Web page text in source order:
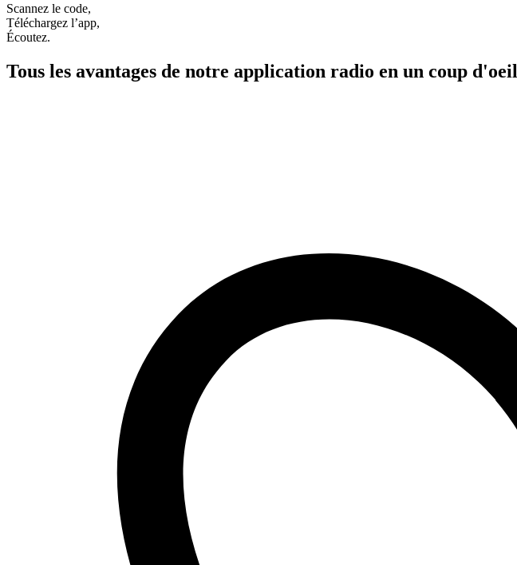
Scannez le code,
Téléchargez l’app,
Écoutez.
Tous les avantages de notre application radio en un coup d'oeil